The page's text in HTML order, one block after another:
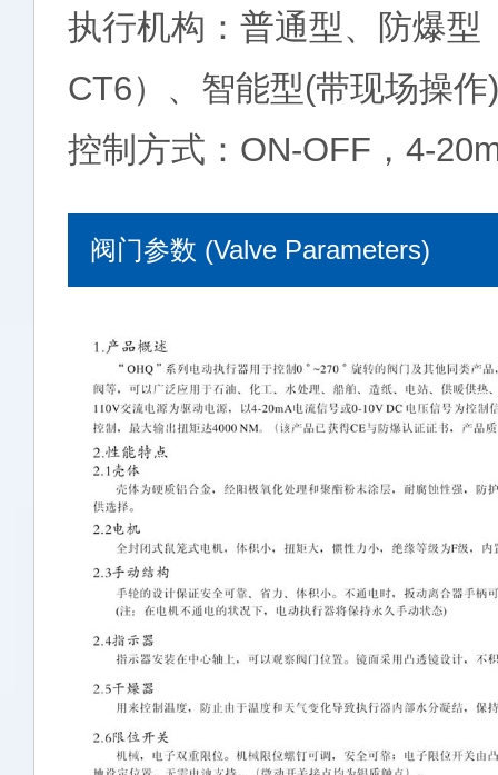
执行机构：普通型、防爆型
CT6）、智能型(带现场操作)
控制方式：ON-OFF，4-
阀门参数 (Valve Parameters)